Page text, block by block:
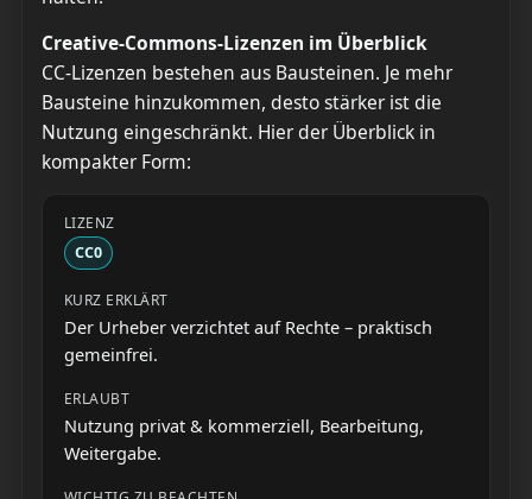
Creative-Commons-Lizenzen im Überblick
CC-Lizenzen bestehen aus Bausteinen. Je mehr
Bausteine hinzukommen, desto stärker ist die
Nutzung eingeschränkt. Hier der Überblick in
kompakter Form:
CC0
Der Urheber verzichtet auf Rechte – praktisch
gemeinfrei.
Nutzung privat & kommerziell, Bearbeitung,
Weitergabe.